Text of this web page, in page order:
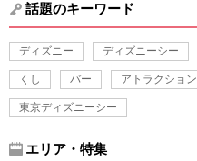
話題のキーワード
ディズニー ディズニーシー
くし バー アトラクション
東京ディズニーシー
エリア・特集